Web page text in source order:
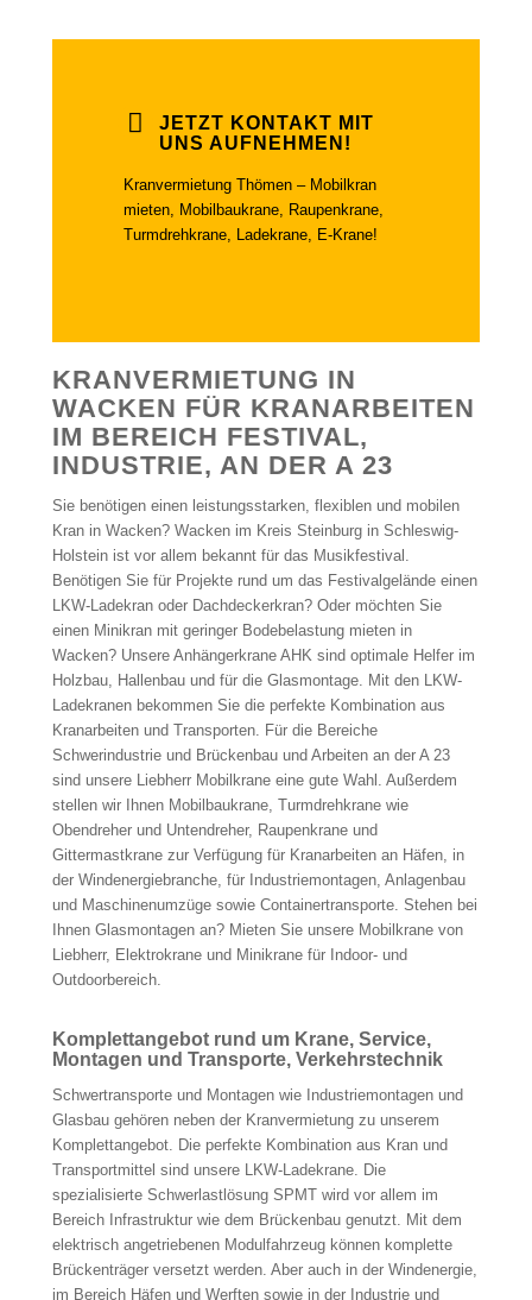
JETZT KONTAKT MIT
UNS AUFNEHMEN!
Kranvermietung Thömen – Mobilkran
mieten, Mobilbaukrane, Raupenkrane,
Turmdrehkrane, Ladekrane, E-Krane!
KRANVERMIETUNG IN
WACKEN FÜR KRANARBEITEN
IM BEREICH FESTIVAL,
INDUSTRIE, AN DER A 23
Sie benötigen einen leistungsstarken, flexiblen und mobilen
Kran in Wacken? Wacken im Kreis Steinburg in Schleswig-
Holstein ist vor allem bekannt für das Musikfestival.
Benötigen Sie für Projekte rund um das Festivalgelände einen
LKW-Ladekran oder Dachdeckerkran? Oder möchten Sie
einen Minikran mit geringer Bodebelastung mieten in
Wacken? Unsere Anhängerkrane AHK sind optimale Helfer im
Holzbau, Hallenbau und für die Glasmontage. Mit den LKW-
Ladekranen bekommen Sie die perfekte Kombination aus
Kranarbeiten und Transporten. Für die Bereiche
Schwerindustrie und Brückenbau und Arbeiten an der A 23
sind unsere Liebherr Mobilkrane eine gute Wahl. Außerdem
stellen wir Ihnen Mobilbaukrane, Turmdrehkrane wie
Obendreher und Untendreher, Raupenkrane und
Gittermastkrane zur Verfügung für Kranarbeiten an Häfen, in
der Windenergiebranche, für Industriemontagen, Anlagenbau
und Maschinenumzüge sowie Containertransporte. Stehen bei
Ihnen Glasmontagen an? Mieten Sie unsere Mobilkrane von
Liebherr, Elektrokrane und Minikrane für Indoor- und
Outdoorbereich.
Komplettangebot rund um Krane, Service,
Montagen und Transporte, Verkehrstechnik
Schwertransporte und Montagen wie Industriemontagen und
Glasbau gehören neben der Kranvermietung zu unserem
Komplettangebot. Die perfekte Kombination aus Kran und
Transportmittel sind unsere LKW-Ladekrane. Die
spezialisierte Schwerlastlösung SPMT wird vor allem im
Bereich Infrastruktur wie dem Brückenbau genutzt. Mit dem
elektrisch angetriebenen Modulfahrzeug können komplette
Brückenträger versetzt werden. Aber auch in der Windenergie,
im Bereich Häfen und Werften sowie in der Industrie und